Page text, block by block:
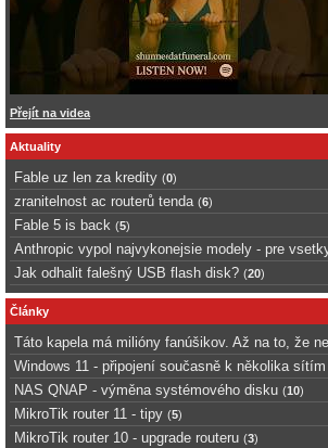
Přejít na videa
Aktuality
Fable uz len za kredity (0)
zranitelnost ac routerů tenda (6)
Fable 5 is back (5)
Anthropic vypol najvykonejsie modely - pre
Jak odhalit falešný USB flash disk? (20)
Články
Táto kapela má milióny fanúšikov. Až na to, že
Windows 11 - připojení současně k několika sítím
NAS QNAP - výměna systémového disku (10)
MikroTik router 11 - tipy (5)
MikroTik router 10 - upgrade routeru (3)